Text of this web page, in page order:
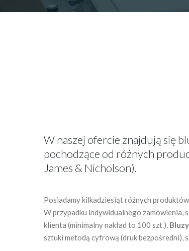
W naszej ofercie znajdują się
pochodzące od różnych
James & Nicholson).
Posiadamy kilkadziesiąt różnych
W przypadku indywidualnego zamówienia,
klienta (minimalny nakład to 100 szt.).
sztuki metodą cyfrową (druk bezpośredni),